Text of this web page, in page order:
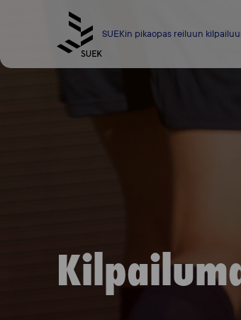
SUEKin pikaopas reiluun